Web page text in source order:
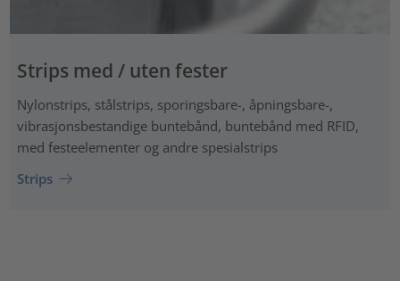
Strips med / uten fester
Nylonstrips, stålstrips, sporingsbare-, åpningsbare-,
vibrasjonsbestandige buntebånd, buntebånd med RFID,
med festeelementer og andre spesialstrips
Strips